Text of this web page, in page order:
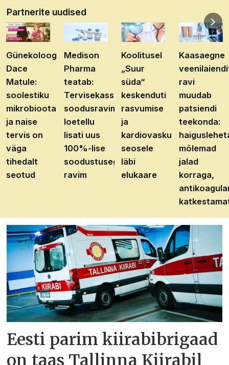
Partnerite uudised
Günekoloog
Dace
Matule:
soolestiku
mikrobioota
ja naise
tervis on
väga
tihedalt
seotud
Medison
Pharma
teatab:
Tervisekassa
soodusravimite
loetellu
lisati uus
100%-lise
soodustusega
ravim
Koolitusel
„Suur
süda“
keskenduti
rasvumise
ja
kardiovaskulaarhaiguste
seosele
läbi
elukaare
Kaasaegne
ravi
muudab
patsiendi
teekonda:
mõlemad
jalad
korraga,
Eesti parim kiirabibrigaad
on taas Tallinna Kiirabil